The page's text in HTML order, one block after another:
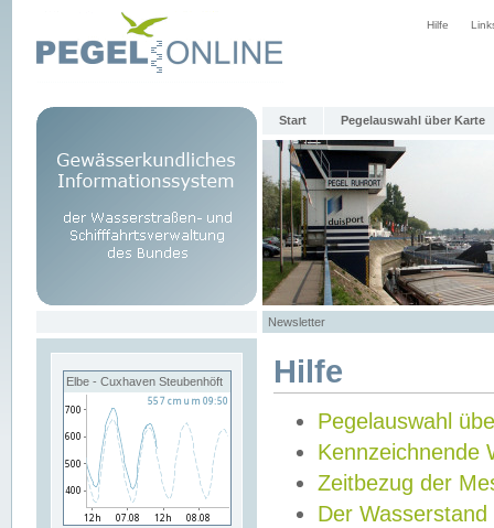
Hilfe
Start Pegelauswahl über Karte
Newsletter
Elbe - Cuxhaven Steubenhöft Hilfe
Pegelauswahl
Kennzeichnende
Zeitbezug der
Der Wasserstand